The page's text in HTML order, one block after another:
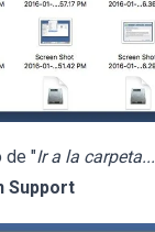
de "Ir a la carpeta...
Support